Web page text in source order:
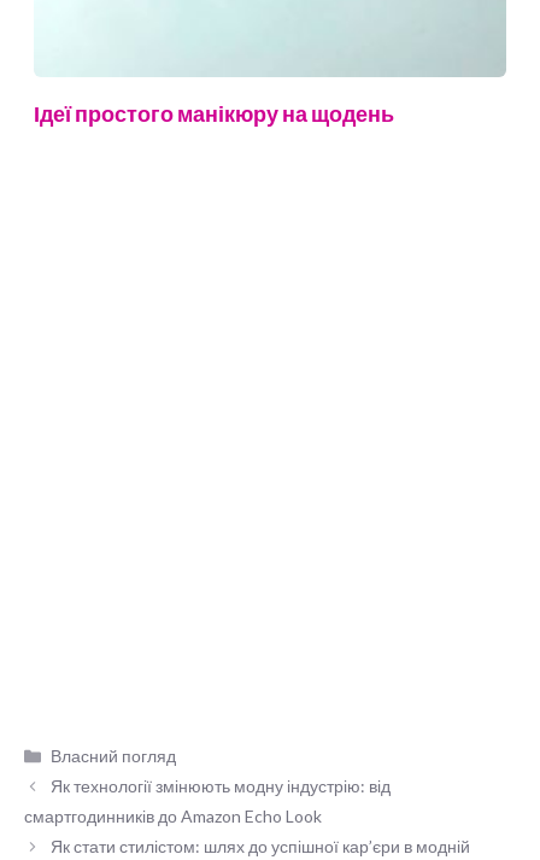
Ідеї простого манікюру на щодень
Категорії
Власний погляд
Як технології змінюють модну індустрію: від
смартгодинників до Amazon Echo Look
Як стати стилістом: шлях до успішної кар’єри в модній